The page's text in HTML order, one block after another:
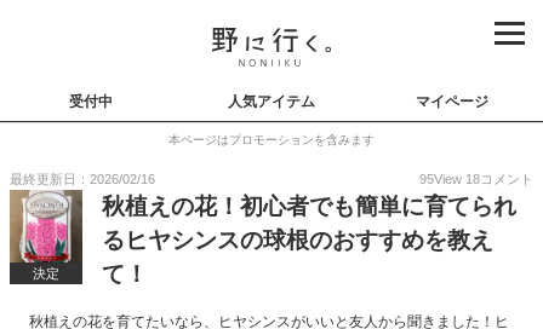
受付中 人気アイテム マイページ
本ページはプロモーションを含みます
最終更新日：2026/02/16 95View 18コメント
決定
秋植えの花！初心者でも簡単に育てられ
るヒヤシンスの球根のおすすめを教え
て！
秋植えの花を育てたいなら、ヒヤシンスがいいと友人から聞きました！ヒ